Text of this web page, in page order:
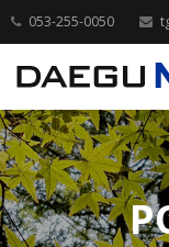
053-255-0050